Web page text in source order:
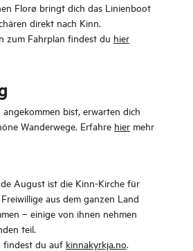
Florø bringt dich das Linienboot
direkt nach Kinn.
zum Fahrplan findest du hier
bist, erwarten dich
Wanderwege. Erfahre hier mehr
August ist die Kinn-Kirche für
aus dem ganzen Land
– einige von ihnen nehmen
teil.
findest du auf kinnakyrkja.no.